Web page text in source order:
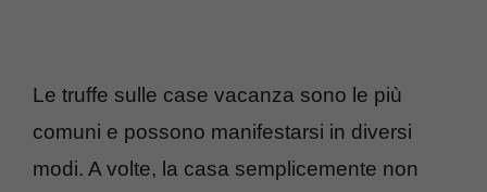
Le truffe sulle case vacanza sono le più
comuni e possono manifestarsi in diversi
modi. A volte, la casa semplicemente non